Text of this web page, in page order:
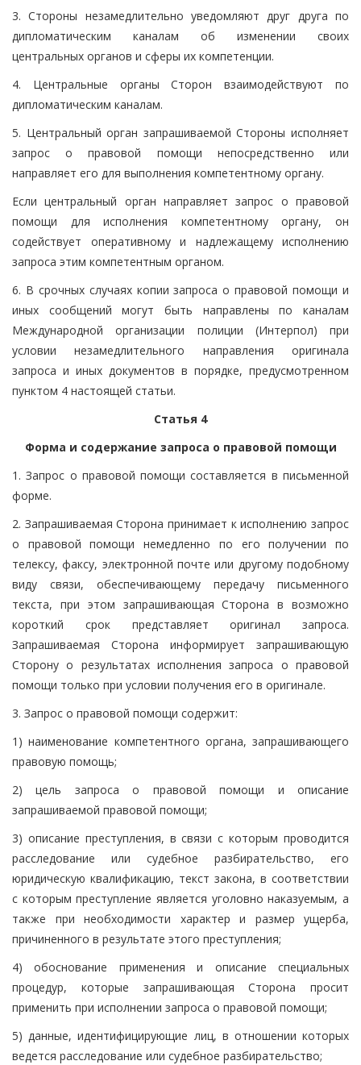
3. Стороны незамедлительно уведомляют друг друга по
дипломатическим каналам об изменении своих
центральных органов и сферы их компетенции.
4. Центральные органы Сторон взаимодействуют по
дипломатическим каналам.
5. Центральный орган запрашиваемой Стороны исполняет
запрос о правовой помощи непосредственно или
направляет его для выполнения компетентному органу.
Если центральный орган направляет запрос о правовой
помощи для исполнения компетентному органу, он
содействует оперативному и надлежащему исполнению
запроса этим компетентным органом.
6. В срочных случаях копии запроса о правовой помощи и
иных сообщений могут быть направлены по каналам
Международной организации полиции (Интерпол) при
условии незамедлительного направления оригинала
запроса и иных документов в порядке, предусмотренном
пунктом 4 настоящей статьи.
Статья 4
Форма и содержание запроса о правовой помощи
1. Запрос о правовой помощи составляется в письменной
форме.
2. Запрашиваемая Сторона принимает к исполнению запрос
о правовой помощи немедленно по его получении по
телексу, факсу, электронной почте или другому подобному
виду связи, обеспечивающему передачу письменного
текста, при этом запрашивающая Сторона в возможно
короткий срок представляет оригинал запроса.
Запрашиваемая Сторона информирует запрашивающую
Сторону о результатах исполнения запроса о правовой
помощи только при условии получения его в оригинале.
3. Запрос о правовой помощи содержит:
1) наименование компетентного органа, запрашивающего
правовую помощь;
2) цель запроса о правовой помощи и описание
запрашиваемой правовой помощи;
3) описание преступления, в связи с которым проводится
расследование или судебное разбирательство, его
юридическую квалификацию, текст закона, в соответствии
с которым преступление является уголовно наказуемым, а
также при необходимости характер и размер ущерба,
причиненного в результате этого преступления;
4) обоснование применения и описание специальных
процедур, которые запрашивающая Сторона просит
применить при исполнении запроса о правовой помощи;
5) данные, идентифицирующие лиц, в отношении которых
ведется расследование или судебное разбирательство;